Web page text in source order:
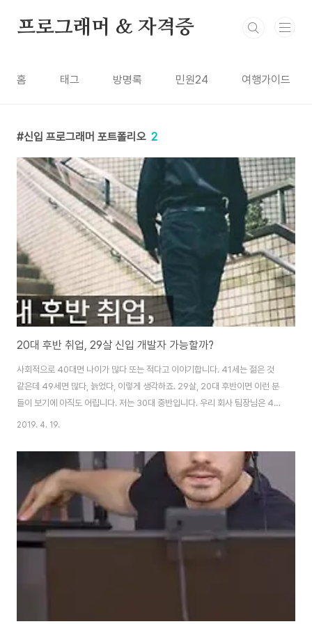
프로그래머 & 자격증
홈 태그 방명록 민원24 여행가이드
신입 프로그래머 포트폴리오 2
20대 후반 취업, 29살 신입 개발자 가능할까?
사회적으로 40대면 나이가 많다 또는 적다고 이야기합니다. 41세는 젊은 것
같은데 49세면 많다, 늙었다, 이렇게 생각하죠. 29살, 20대 후반이면 이런 분
들이 보기에 아직도 어립니다. 저는 30대 중반입니다. 우리 회사 팀장님은 40
대 후반이고, 다른 팀엔 60대 여자 개발자 분도 있습니다. 20대 신입 개발자도
지 않습니다. 중요한 건, 자기계발과 끊임없는 공부입니다. 모든 분야가 그렇지
만 계속 공부하고 경력을 쌓다 보면 나이가 문제 되는 경우는 없습니다. 나이 많
은 만큼 높아진 연봉은 다른 이야기지만요. 늦은 나이에 시작하려는 분들은 "이
나이에 시작해도 비전이 있을까?"라고 고민하시는데, 희망을 가지세요. 인생
비전, 희..
2019. 4. 19.